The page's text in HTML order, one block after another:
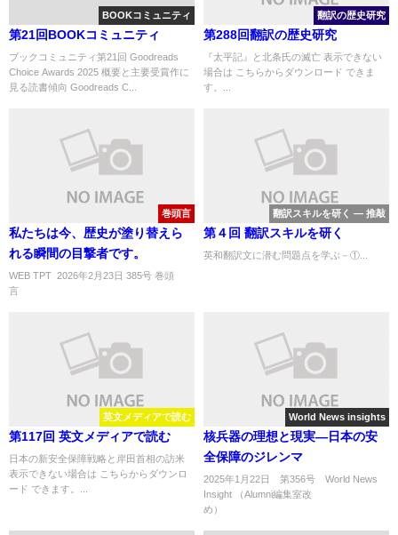
BOOKコミュニティ
第21回BOOKコミュニティ
ブックコミュニティ第21回 Goodreads
Choice Awards 2025 概要と主要受賞作に
見る読書傾向 Goodreads C...
翻訳の歴史研究
第288回翻訳の歴史研究
『太平記』と北条氏の滅亡 表示できない
場合は こちらからダウンロード できま
す。...
巻頭言
私たちは今、歴史が塗り替えら
れる瞬間の目撃者です。
WEB TPT 2026年2月23日 385号 巻頭
言
翻訳スキルを研く ― 推敲
第４回 翻訳スキルを研く
英和翻訳文に潜む問題点を学ぶ－①...
英文メディアで読む
第117回 英文メディアで読む
日本の新安全保障戦略と岸田首相の訪米
表示できない場合は こちらからダウンロ
ード できます。...
World News insights
核兵器の理想と現実―日本の安
全保障のジレンマ
2025年1月22日 第356号 World News
Insight （Alumni編集室改
め）